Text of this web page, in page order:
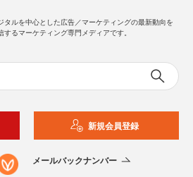
タルを中心とした広告／マーケティングの最新動向を
するマーケティング専門メディアです。
新規会員登録
メールバックナンバー